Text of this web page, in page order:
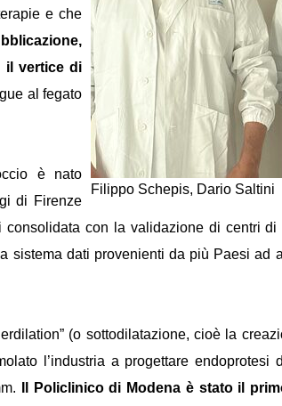
Filippo Schepis, Dario Saltini
e che
il vertice di
al fegato
è nato
di Firenze
con la validazione di centri di
sistema dati provenienti da più Paesi ad
(o sottodilatazione, cioè la
l’industria a progettare endoprotesi
Il Policlinico di Modena è stato il